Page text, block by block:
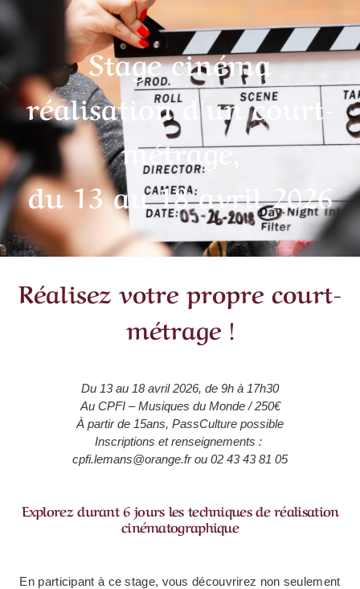
Stage cinéma
réalisation d'un court-
métrage,
du 13 au 18 avril 2026
Réalisez votre propre court-
métrage !
Du 13 au 18 avril 2026, de 9h à 17h30
Au CPFI – Musiques du Monde / 250€
À partir de 15ans, PassCulture possible
Inscriptions et renseignements :
cpfi.lemans@orange.fr ou 02 43 43 81 05
Explorez durant 6 jours les techniques de réalisation
cinématographique
En participant à ce stage, vous découvrirez non seulement